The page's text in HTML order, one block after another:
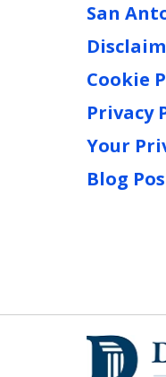
San
Cookie
Privacy
Your
Blog